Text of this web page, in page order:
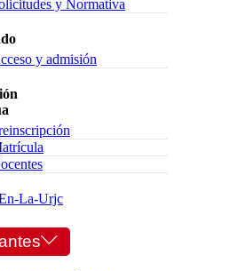
y Normativa
y admisión
La-Urjc